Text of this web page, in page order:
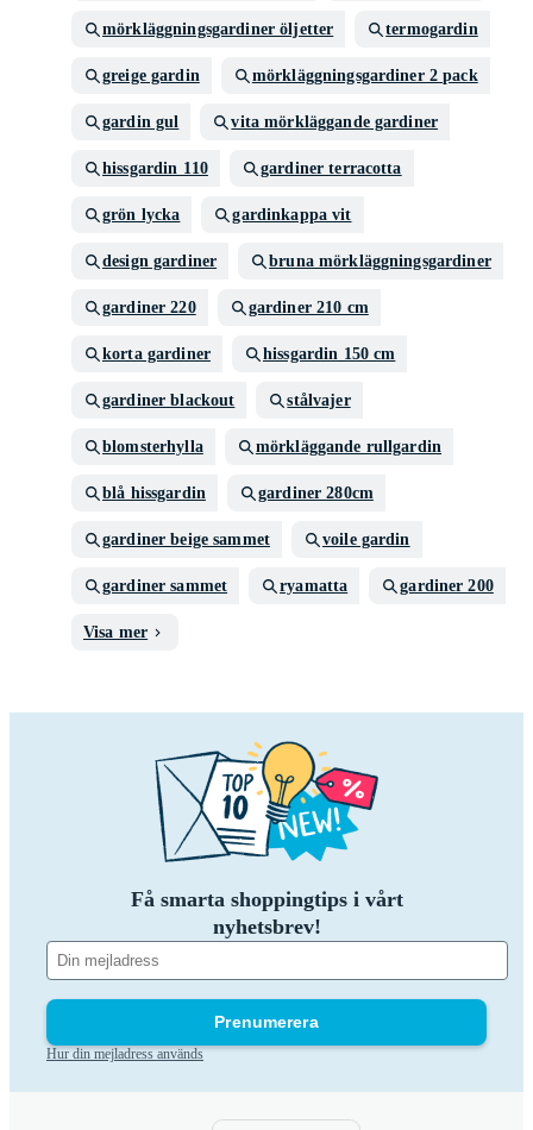
mörkläggningsgardiner öljetter termogardin
greige gardin mörkläggningsgardiner 2 pack
gardin gul vita mörkläggande gardiner
hissgardin 110 gardiner terracotta
grön lycka gardinkappa vit
design gardiner bruna mörkläggningsgardiner
gardiner 220 gardiner 210 cm
korta gardiner hissgardin 150 cm
gardiner blackout stålvajer
blomsterhylla mörkläggande rullgardin
blå hissgardin gardiner 280cm
gardiner beige sammet voile gardin
gardiner sammet ryamatta gardiner 200
Visa mer
Få smarta shoppingtips i vårt
nyhetsbrev!
Prenumerera
Hur din mejladress används